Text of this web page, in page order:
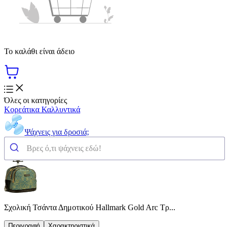
Το καλάθι είναι άδειο
Όλες οι κατηγορίες
Κορεάτικα Καλλυντικά
Ψάχνεις για δροσιά;
Σχολική Τσάντα Δημοτικού Hallmark Gold Arc Τρ...